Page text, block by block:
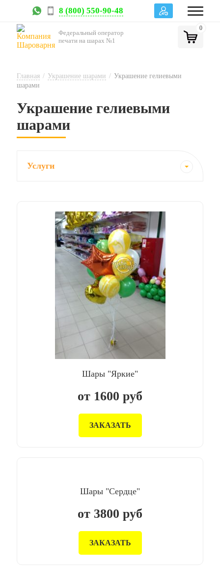
8 (800) 550-90-48
Федеральный оператор
печати на шарах №1
0
Главная / Украшение шарами / Украшение гелиевыми
шарами
Украшение гелиевыми
шарами
Услуги
Шары "Яркие"
от 1600 руб
ЗАКАЗАТЬ
Шары "Сердце"
от 3800 руб
ЗАКАЗАТЬ